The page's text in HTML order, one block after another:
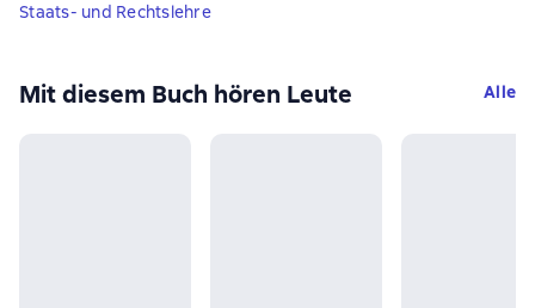
Staats- und Rechtslehre
Mit diesem Buch hören Leute Alle